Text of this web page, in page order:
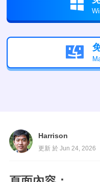


Harrison
更新 於 Jun 24, 2026